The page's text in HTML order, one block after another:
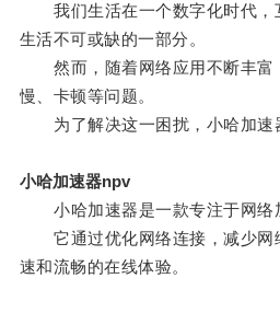
我们生活在一个数字化时代，
生活不可或缺的一部分。
然而，随着网络应用不断丰富
慢、卡顿等问题。
为了解决这一困扰，小哈加速
小哈加速器npv
小哈加速器是一款专注于网络
它通过优化网络连接，减少网
速和流畅的在线体验。